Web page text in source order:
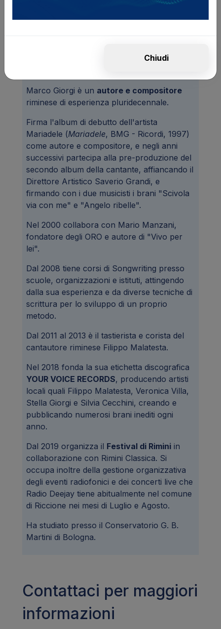
Marco Giorgi è un autore e compositore
riminese di esperienza pluridecennale.
Firma l'album di debutto dell'artista
Mariadele (Mariadele, BMG - Ricordi, 1997)
come autore e compositore, e negli anni
successivi partecipa alla pre-produzione del
secondo album della cantante, affiancando il
Direttore Artistico Saverio Grandi, e
firmando con i due musicisti i brani "Scivola
via con me" e "Angelo ribelle".
Nel 2000 collabora con Mario Manzani,
fondatore degli ORO e autore di "Vivo per
lei".
Dal 2008 tiene corsi di Songwriting presso
scuole, organizzazioni e istituti, attingendo
dalla sua esperienza e da diverse tecniche di
scrittura per lo sviluppo di un proprio
metodo.
Dal 2011 al 2013 è il tastierista e corista del
cantautore riminese Filippo Malatesta.
Nel 2018 fonda la sua etichetta discografica
YOUR VOICE RECORDS, producendo artisti
locali quali Filippo Malatesta, Veronica Villa,
Stella Giorgi e Silvia Cecchini, creando e
pubblicando numerosi brani inediti ogni
anno.
Dal 2019 organizza il Festival di Rimini in
collaborazione con Rimini Classica. Si
occupa inoltre della gestione organizzativa
degli eventi radiofonici e dei concerti live che
Radio Deejay tiene abitualmente nel comune
di Riccione nei mesi di Luglio e Agosto.
Ha studiato presso il Conservatorio G. B.
Martini di Bologna.
Contattaci per maggiori
informazioni
Chiudi